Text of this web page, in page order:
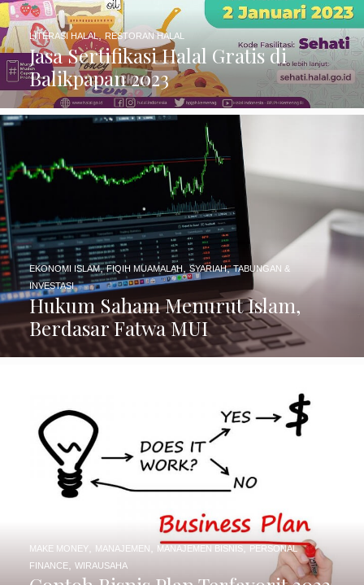
Jasa Sertifikasi Halal Gratis di
Balikpapan 2023
LITERASI HALAL, RESTORAN HALAL
Hukum Saham Menurut Islam,
Berdasar Fatwa MUI
EKONOMI ISLAM,FIQIH MUAMALAH SYARIAH,TABUNGAN &
INVESTASI
MAKE MONEY, MANAJEMEN , MANAJEMEN BISNIS,PERSONAL
FINANCE, WIRAUSAHA